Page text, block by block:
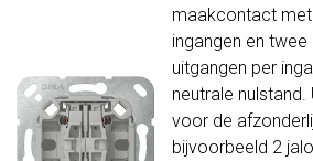
maakcontact
ingangen en
uitgangen per
neutrale
voor de
bijvoorbeeld 2